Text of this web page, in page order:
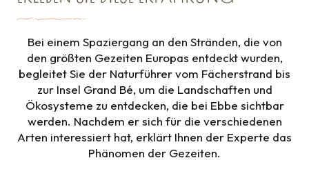
Bei einem Spaziergang an den Stränden, die von
den größten Gezeiten Europas entdeckt wurden,
begleitet Sie der Naturführer vom Fächerstrand bis
zur Insel Grand Bé, um die Landschaften und
Ökosysteme zu entdecken, die bei Ebbe sichtbar
werden. Nachdem er sich für die verschiedenen
Arten interessiert hat, erklärt Ihnen der Experte das
Phänomen der Gezeiten.